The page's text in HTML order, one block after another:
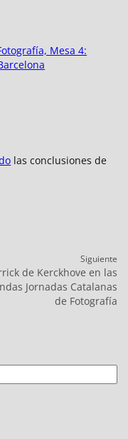
Mesa 4:
las conclusiones de
Siguiente
de Kerckhove en las
Jornadas Catalanas
de Fotografía